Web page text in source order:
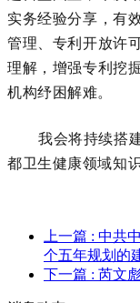
实务经验分享，有
管理、专利开放许
理解，增强专利挖
机构纾困解难。
我会将持续搭
都卫生健康领域知
上一篇 : 中共
个五年规划的
下一篇 : 芮文